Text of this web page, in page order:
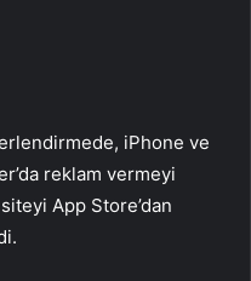
iPhone ve
reklam vermeyi
App Store’dan